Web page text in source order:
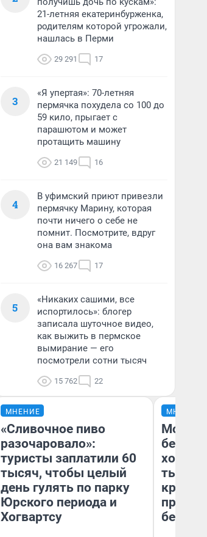
21-летняя екатеринбурженка,
родителям которой угрожали,
нашлась в Перми
29 291 17
3
«Я упертая»: 70-летняя
пермячка похудела со 100 до
59 кило, прыгает с
парашютом и может
протащить машину
21 149 16
4
В уфимский приют привезли
пермячку Марину, которая
почти ничего о себе не
помнит. Посмотрите, вдруг
она вам знакома
16 267 17
5
«Никаких сашими, все
испортилось»: блогер
записала шуточное видео,
как выжить в пермское
вымирание — его
посмотрели сотни тысяч
15 762 22
МНЕНИЕ
«Сливочное пиво
разочаровало»:
туристы заплатили 60
тысяч, чтобы целый
день гулять по парку
Юрского периода и
Хогвартсу
МНЕНИЕ
Мой
хотела
тысяч,